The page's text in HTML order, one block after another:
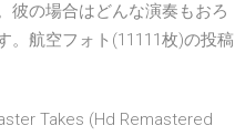
彼の場合はどんな演奏もおろ
。航空フォト(11111枚)の投稿
Takes (Hd Remastered